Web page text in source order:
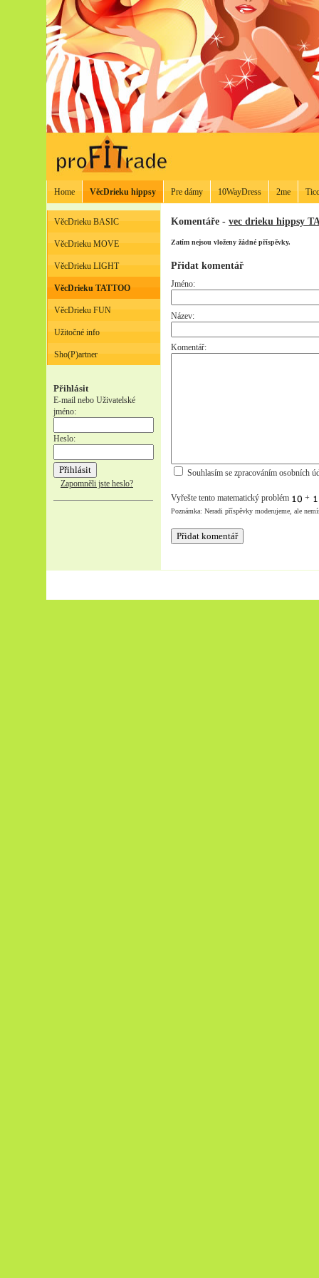
Home VěcDrieku hippsy Pre dámy 10WayDress 2me
VěcDrieku BASIC
VěcDrieku MOVE
VěcDrieku LIGHT
VěcDrieku TATTOO
VěcDrieku FUN
Užitočné info
Sho(P)artner
Přihlásit
E-mail nebo Uživatelské
jméno:
Heslo:
Zapomněli jste heslo?
Komentáře - vec drieku hippsy
Zatím nejsou vloženy žádné příspěvky.
Přidat komentář
Jméno:
Název:
Komentář:
Souhlasím se zpracováním osobních
Vyřešte tento matematický problém +
Poznámka: Neradi příspěvky moderujeme, ale